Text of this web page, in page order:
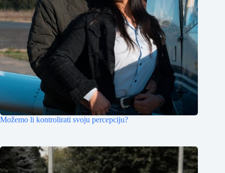
Možemo li kontrolirati svoju percepciju?